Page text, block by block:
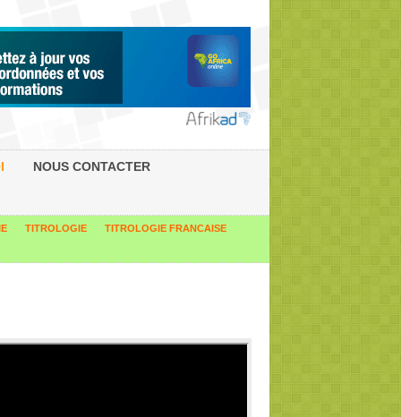
NOUS CONTACTER
TITROLOGIE TITROLOGIE FRANCAISE